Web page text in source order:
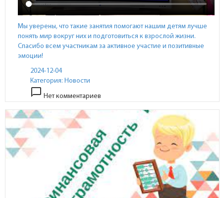
Мы уверены, что такие занятия помогают нашим детям лучше
понять мир вокруг них и подготовиться к взрослой жизни.
Спасибо всем участникам за активное участие и позитивные
эмоции!
2024-12-04
Категория: Новости
chat_bubble_outline Нет комментариев